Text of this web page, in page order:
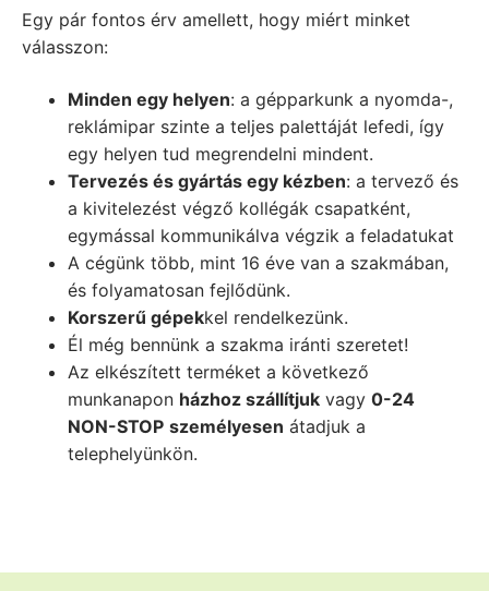
Egy pár fontos érv amellett, hogy miért minket
válasszon:
Minden egy helyen: a gépparkunk a nyomda-,
reklámipar szinte a teljes palettáját lefedi, így
egy helyen tud megrendelni mindent.
Tervezés és gyártás egy kézben: a tervező és
a kivitelezést végző kollégák csapatként,
egymással kommunikálva végzik a feladatukat
A cégünk több, mint 16 éve van a szakmában,
és folyamatosan fejlődünk.
Korszerű gépekkel rendelkezünk.
Él még bennünk a szakma iránti szeretet!
Az elkészített terméket a következő
munkanapon házhoz szállítjukvagy 0-24
NON-STOP személyesen átadjuk a
telephelyünkön.